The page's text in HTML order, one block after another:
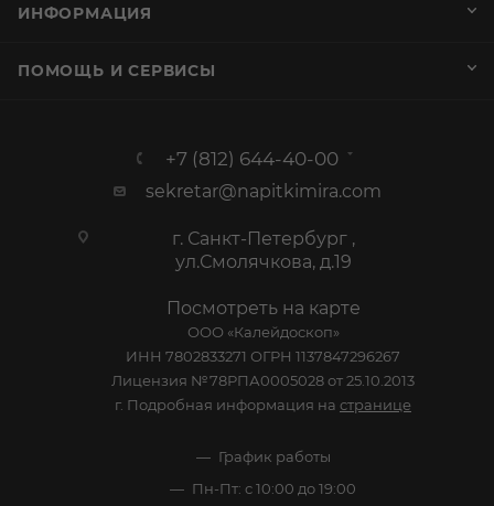
ИНФОРМАЦИЯ
ПОМОЩЬ И СЕРВИСЫ
+7 (812) 644-40-00
sekretar@napitkimira.com
г. Санкт-Петербург ,
ул.Смолячкова, д.19
Посмотреть на карте
ООО «Калейдоскоп»
ИНН 7802833271 ОГРН 1137847296267
Лицензия №78РПА0005028 от 25.10.2013
г. Подробная информация на странице
График работы
Пн-Пт: с 10:00 до 19:00